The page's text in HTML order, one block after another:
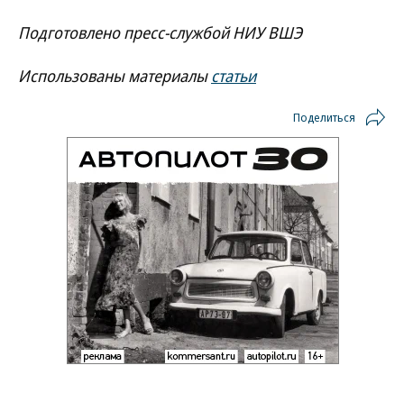
Подготовлено пресс-службой НИУ ВШЭ
Использованы материалыстатьи
Поделиться